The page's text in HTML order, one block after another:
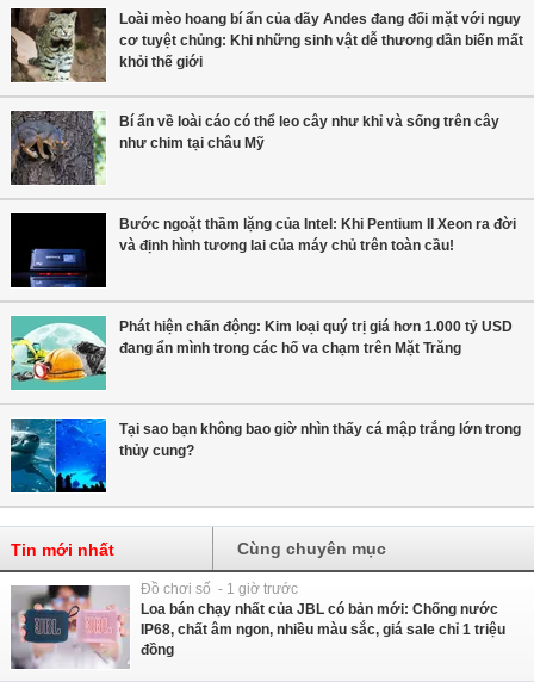
Loài mèo hoang bí ẩn của dãy Andes đang đối mặt với nguy
cơ tuyệt chủng: Khi những sinh vật dễ thương dần biến mất
khỏi thế giới
Bí ẩn về loài cáo có thể leo cây như khỉ và sống trên cây
như chim tại châu Mỹ
Bước ngoặt thầm lặng của Intel: Khi Pentium II Xeon ra đời
và định hình tương lai của máy chủ trên toàn cầu!
Phát hiện chấn động: Kim loại quý trị giá hơn 1.000 tỷ USD
đang ẩn mình trong các hố va chạm trên Mặt Trăng
Tại sao bạn không bao giờ nhìn thấy cá mập trắng lớn trong
thủy cung?
Tin mới nhất Cùng chuyên mục
Đồ chơi số - 1 giờ trước
Loa bán chạy nhất của JBL có bản mới: Chống nước
IP68, chất âm ngon, nhiều màu sắc, giá sale chỉ 1 triệu
đồng